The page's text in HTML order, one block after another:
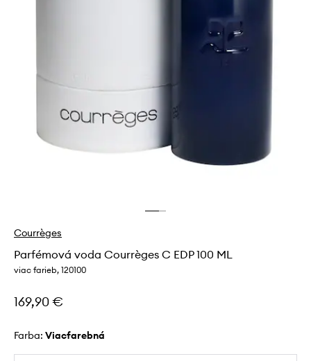
Courrèges
Parfémová voda Courrèges C EDP 100 ML
viac farieb, 120100
169,90 €
Farba: viacfarebná